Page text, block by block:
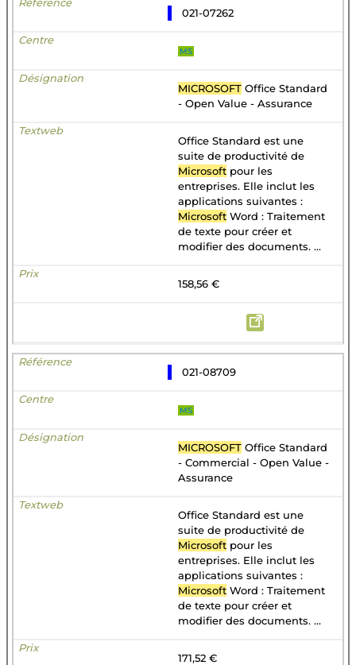
021-07262
MS
MICROSOFT Office Standard
- Open Value - Assurance
Office Standard est une
suite de productivité de
Microsoft pour les
entreprises. Elle inclut les
applications suivantes :
Microsoft Word : Traitement
de texte pour créer et
modifier des documents. ...
158,56 €
021-08709
MS
MICROSOFT Office Standard
- Commercial - Open Value -
Assurance
Office Standard est une
suite de productivité de
Microsoft pour les
entreprises. Elle inclut les
applications suivantes :
Microsoft Word : Traitement
de texte pour créer et
modifier des documents. ...
171,52 €